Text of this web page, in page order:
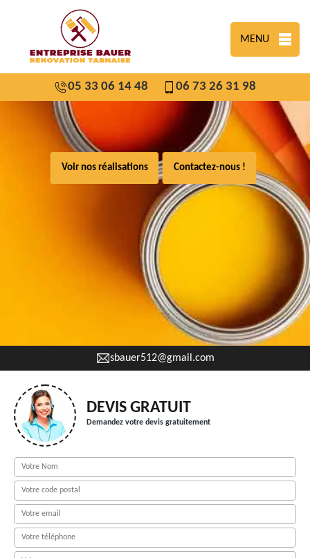
MENU
05 33 06 14 48 06 73 26 31 98
Voir nos réalisations Contactez-nous !
sbauer512@gmail.com
DEVIS GRATUIT
Demandez votre devis gratuitement